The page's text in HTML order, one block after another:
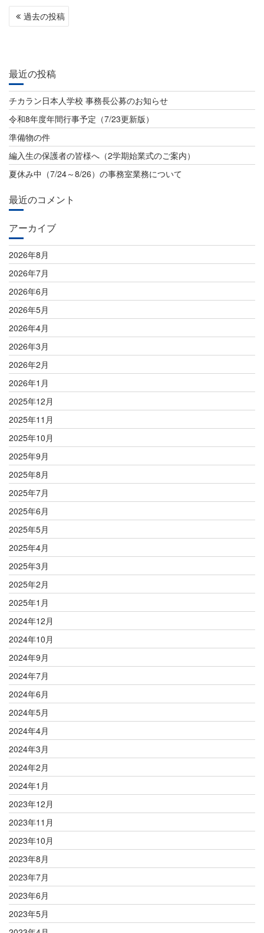
投
稿
ビ
ゲ
ー
シ
ョ
ン
過去の投稿
最近の投稿
チカラン日本人学校 事務長公募のお知らせ
令和8年度年間行事予定（7/23更新版）
準備物の件
編入生の保護者の皆様へ（2学期始業式のご案内）
夏休み中（7/24～8/26）の事務室業務について
最近のコメント
アーカイブ
2026年8月
2026年7月
2026年6月
2026年5月
2026年4月
2026年3月
2026年2月
2026年1月
2025年12月
2025年11月
2025年10月
2025年9月
2025年8月
2025年7月
2025年6月
2025年5月
2025年4月
2025年3月
2025年2月
2025年1月
2024年12月
2024年10月
2024年9月
2024年7月
2024年6月
2024年5月
2024年4月
2024年3月
2024年2月
2024年1月
2023年12月
2023年11月
2023年10月
2023年8月
2023年7月
2023年6月
2023年5月